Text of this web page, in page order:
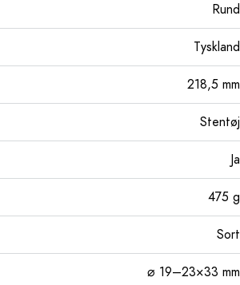
Rund
Tyskland
218,5 mm
Stentøj
Ja
475 g
Sort
⌀ 19–23×33 mm